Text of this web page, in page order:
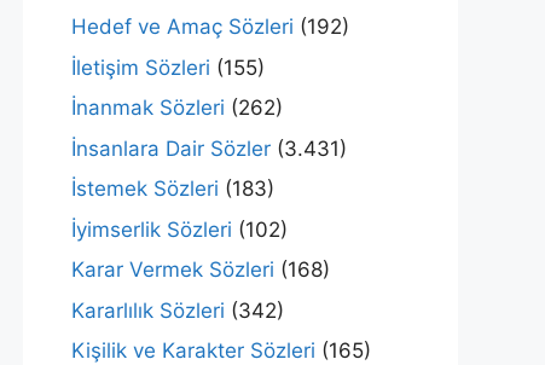
Hedef ve Amaç Sözleri (192)
İletişim Sözleri (155)
İnanmak Sözleri (262)
İnsanlara Dair Sözler (3.431)
İstemek Sözleri (183)
İyimserlik Sözleri (102)
Karar Vermek Sözleri (168)
Kararlılık Sözleri (342)
Kişilik ve Karakter Sözleri (165)